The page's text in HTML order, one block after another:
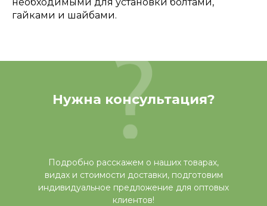
гайками и шайбами.
Нужна консультация?
Подробно расскажем о наших товарах,
видах и стоимости доставки, подготовим
индивидуальное предложение для оптовых
клиентов!